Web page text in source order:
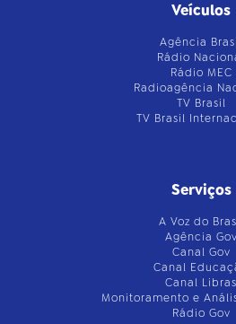
Veículos
Agência
Rádio
Rádio MEC
Radioagência
TV Brasil
TV Brasil
Serviços
A Voz do
Agência Gov
Canal Gov
Canal
Canal Libras
Monitoramento e
Rádio Gov